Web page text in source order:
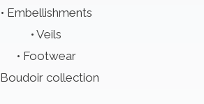
Embellishments
Veils
Footwear
Boudoir collection